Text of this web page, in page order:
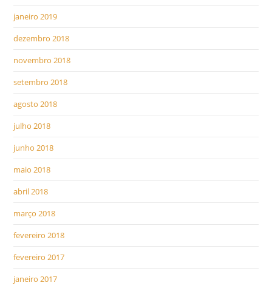
janeiro 2019
dezembro 2018
novembro 2018
setembro 2018
agosto 2018
julho 2018
junho 2018
maio 2018
abril 2018
março 2018
fevereiro 2018
fevereiro 2017
janeiro 2017